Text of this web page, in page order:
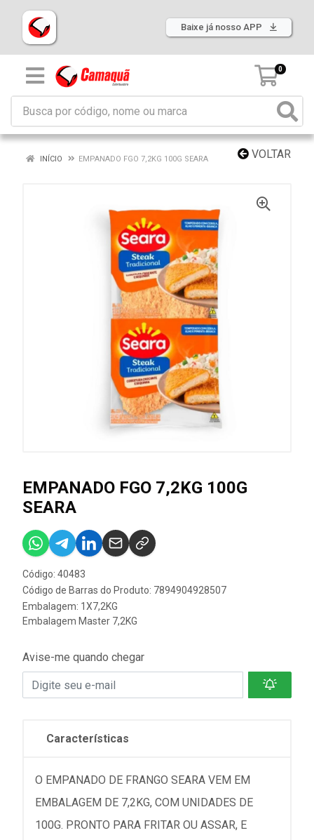
Baixe já nosso APP
0
VOLTAR
INÍCIO EMPANADO FGO 7,2KG 100G SEARA
EMPANADO FGO 7,2KG 100G
SEARA
Código: 40483
Código de Barras do Produto: 7894904928507
Embalagem: 1X7,2KG
Embalagem Master 7,2KG
Avise-me quando chegar
Características
O EMPANADO DE FRANGO SEARA VEM EM
EMBALAGEM DE 7,2KG, COM UNIDADES DE
100G. PRONTO PARA FRITAR OU ASSAR, E